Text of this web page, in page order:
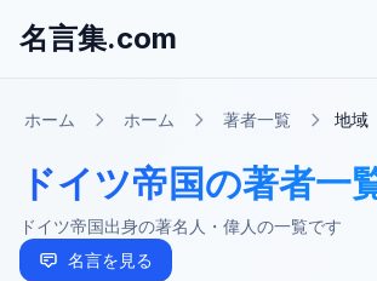
名言集.com
ホーム ホーム 著者一覧 地域
ドイツ帝国の著者一
ドイツ帝国出身の著名人・偉人の一覧です
名言を見る